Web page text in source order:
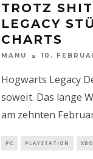
TROTZ
LEGACY
CHARTS
MANU 10.
Hogwarts Legacy
soweit. Das lange
am zehnten
PC PLAYSTATION